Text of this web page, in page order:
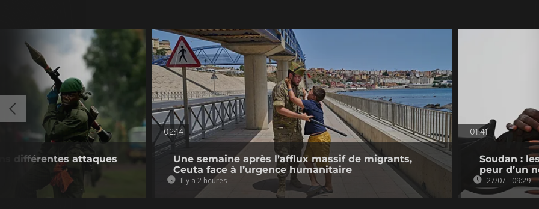
différentes attaques
02:14
Une semaine après l’afflux massif de migrants,
Ceuta face à l’urgence humanitaire
Il y a 2 heures
01:41
Soudan :
peur d’un
27/07 - 09:29